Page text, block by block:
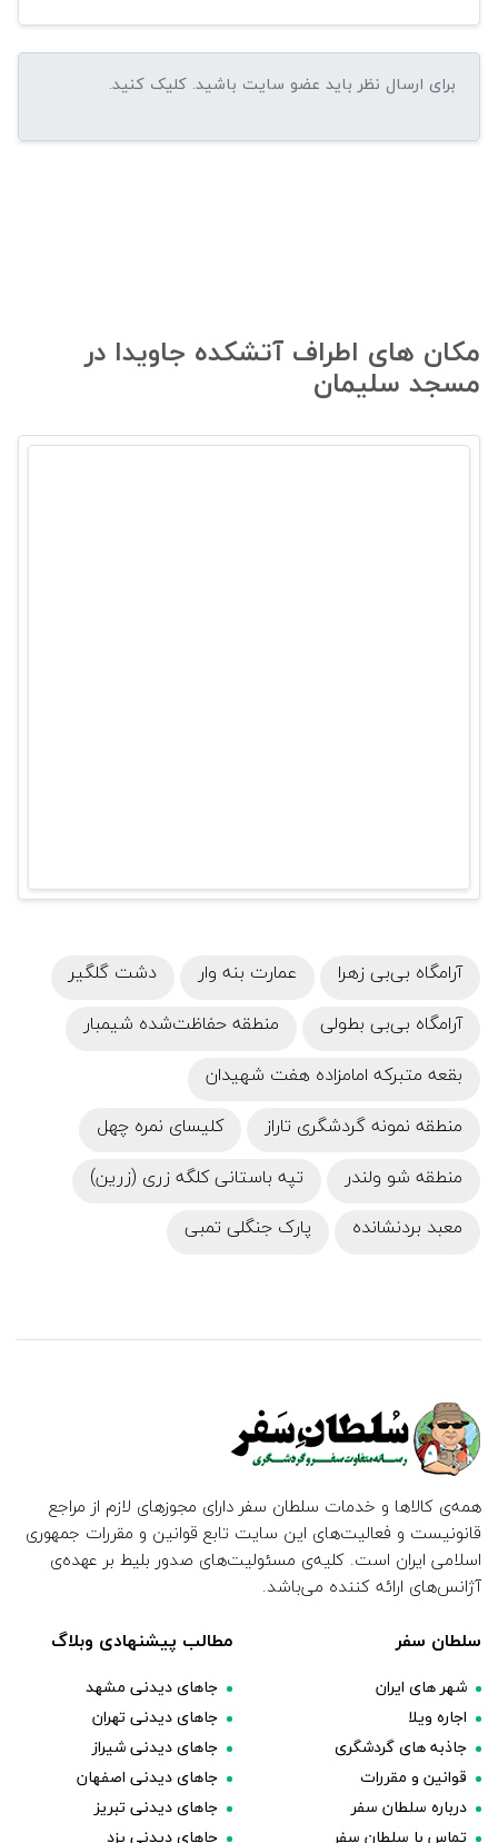
مکان های اطراف آتشکده جاویدا در
مسجد سلیمان
آرامگاه بی‌بی زهرا عمارت بنه وار
دشت گلگیر
آرامگاه بی‌بی بطولی
منطقه حفاظت‌شده شیمبار
بقعه متبرکه امامزاده هفت شهیدان
منطقه نمونه گردشگری تاراز
کلیسای نمره چهل
منطقه شو ولندر
تپه باستانی کلگه زری (زرین)
معبد بردنشانده
پارک جنگلی تمبی
همه‌ی کالاها و خدمات سلطان سفر دارای مجوزهای لازم از مراجع
قانونیست و فعالیت‌های این سایت تابع قوانین و مقررات جمهوری
اسلامی ایران است. کلیه‌ی مسئولیت‌های صدور بلیط بر عهده‌ی
آژانس‌های ارائه کننده می‌باشد.
سلطان سفر
شهر های ایران
اجاره ویلا
جاذبه های گردشگری
قوانین و مقررات
درباره سلطان سفر
تماس با سلطان سفر
مطالب پیشنهادی وبلاگ
جاهای دیدنی مشهد
جاهای دیدنی تهران
جاهای دیدنی شیراز
جاهای دیدنی اصفهان
جاهای دیدنی تبریز
جاهای دیدنی یزد